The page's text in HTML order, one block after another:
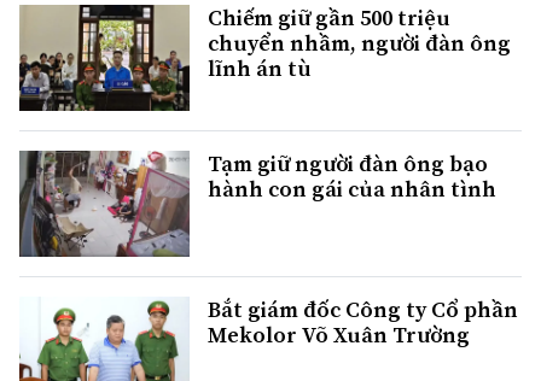
Chiếm giữ gần 500 triệu
chuyển nhầm, người đàn ông
lĩnh án tù
Tạm giữ người đàn ông bạo
hành con gái của nhân tình
Bắt giám đốc Công ty Cổ phần
Mekolor Võ Xuân Trường